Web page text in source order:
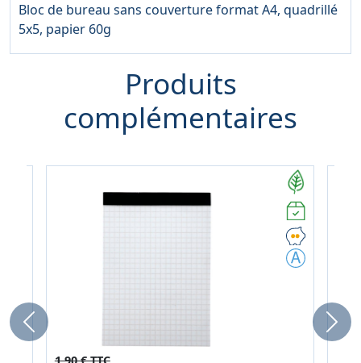
Bloc de bureau sans couverture format A4, quadrillé
5x5, papier 60g
Produits
complémentaires
Previous Next